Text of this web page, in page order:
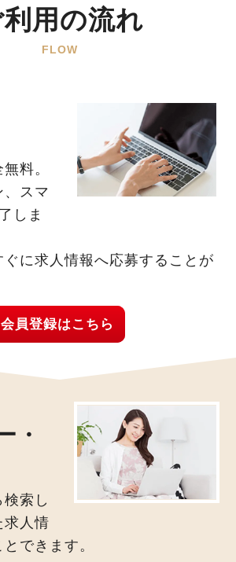
利用の流れ
FLOW
料。
、スマ
しま
に求人情報へ応募することが
員登録はこちら
・
索し
求人情
できます。